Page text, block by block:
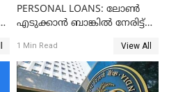
PERSONAL LOANS: ലോൺ
എടുക്കാൻ ബാങ്കിൽ നേരിട്ട്
ചെയ്തുകൂടേ?
1 Min Read View All